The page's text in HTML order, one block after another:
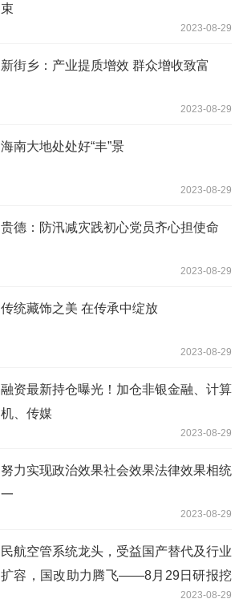
束
2023-08-29
新街乡：产业提质增效 群众增收致富
2023-08-29
海南大地处处好“丰”景
2023-08-29
贵德：防汛减灾践初心党员齐心担使命
2023-08-29
传统藏饰之美 在传承中绽放
2023-08-29
融资最新持仓曝光！加仓非银金融、计算
机、传媒
2023-08-29
努力实现政治效果社会效果法律效果相统
一
2023-08-29
民航空管系统龙头，受益国产替代及行业
扩容，国改助力腾飞——8月29日研报挖
2023-08-29